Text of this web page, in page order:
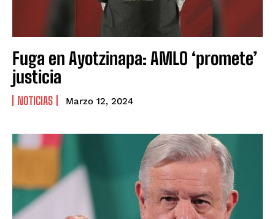
Fuga en Ayotzinapa: AMLO ‘promete’
justicia
NOTICIAS Marzo 12, 2024